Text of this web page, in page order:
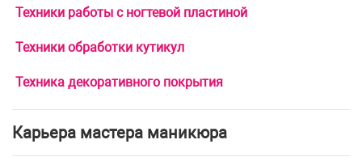
Техники работы с ногтевой пластиной
Техники обработки кутикул
Техника декоративного покрытия
Карьера мастера маникюра